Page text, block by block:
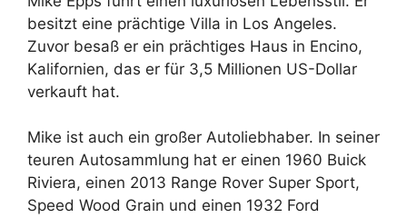
besitzt eine prächtige Villa in Los Angeles.
Zuvor besaß er ein prächtiges Haus in Encino,
Kalifornien, das er für 3,5 Millionen US-Dollar
verkauft hat.
Mike ist auch ein großer Autoliebhaber. In seiner
teuren Autosammlung hat er einen 1960 Buick
Riviera, einen 2013 Range Rover Super Sport,
Speed Wood Grain und einen 1932 Ford